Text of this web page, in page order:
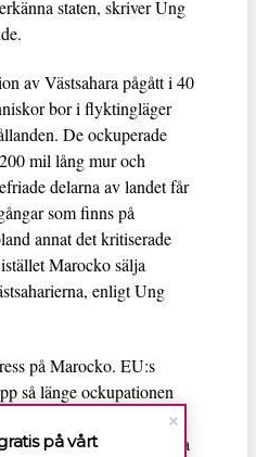
staten, skriver Ung
av Västsahara pågått i 40
bor i flyktingläger
De ockuperade
mil lång mur och
delarna av landet får
som finns på
annat det kritiserade
Marocko sälja
enligt Ung
på Marocko. EU:s
så länge ockupationen
EU-land skulle erkänna
Sverige ska vara
på vårt